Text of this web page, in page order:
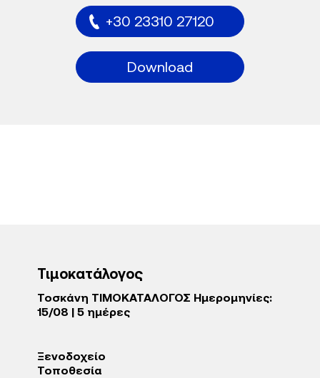
+30 23310 27120
Download
Τιμοκατάλογος
Τοσκάνη ΤΙΜΟΚΑΤΑΛΟΓΟΣ Ημερομηνίες:
15/08 | 5 ημέρες
Ξενοδοχείo
Τοποθεσία